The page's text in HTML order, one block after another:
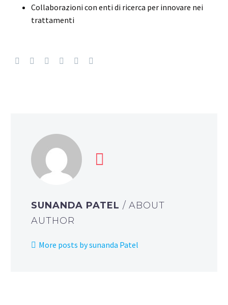
Collaborazioni con enti di ricerca per innovare nei
trattamenti
SUNANDA PATEL / ABOUT
AUTHOR
More posts by sunanda Patel